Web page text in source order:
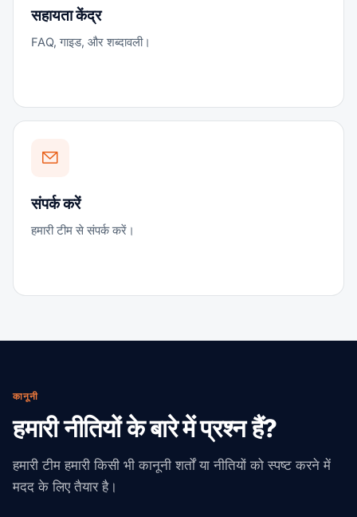
सहायता केंद्र
FAQ, गाइड, और शब्दावली।
संपर्क करें
हमारी टीम से संपर्क करें।
कानूनी
हमारी नीतियों के बारे में प्रश्न हैं?
हमारी टीम हमारी किसी भी कानूनी शर्तों या नीतियों को स्पष्ट करने में
मदद के लिए तैयार है।